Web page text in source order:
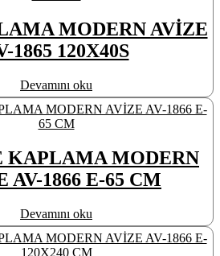
MODERN AVİZE
1865 120X40S
Devamını oku
KAPLAMA MODERN
AV-1866 E-65 CM
Devamını oku